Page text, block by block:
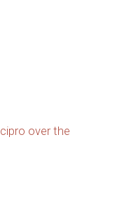
cipro over the